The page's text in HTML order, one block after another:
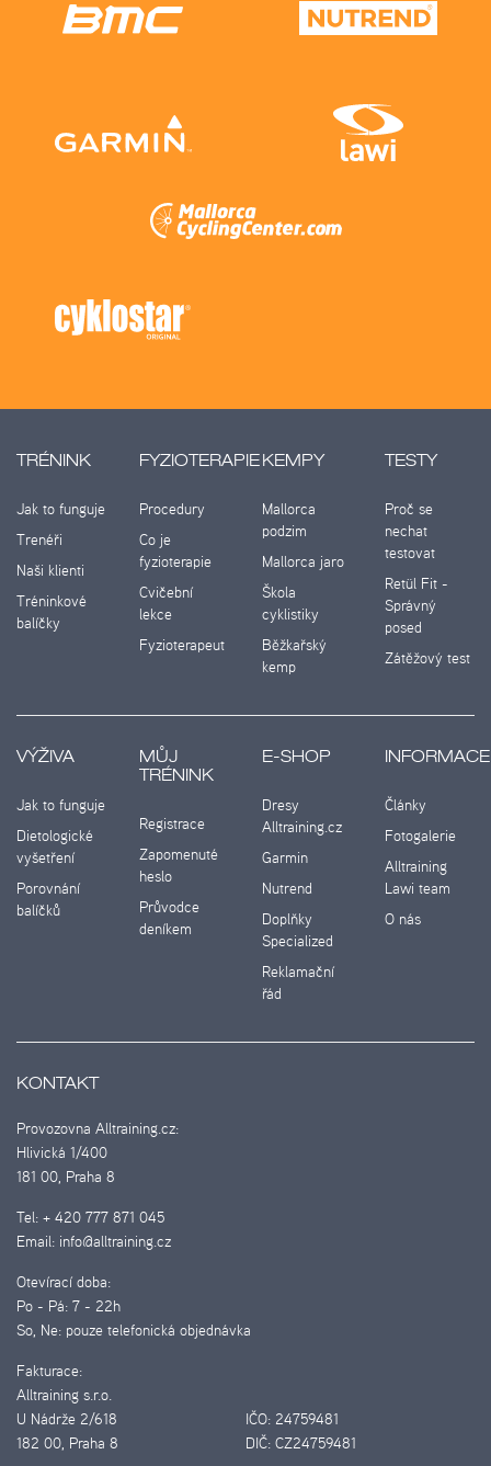
TRÉNINK
Jak to funguje
Trenéři
Naši klienti
Tréninkové
balíčky
FYZIOTERAPIE
Procedury
Co je
fyzioterapie
Cvičební
lekce
Fyzioterapeut
KEMPY
Mallorca
podzim
Mallorca jaro
Škola
cyklistiky
Běžkařský
kemp
TESTY
Proč se
nechat
testovat
Retül Fit -
Správný
posed
Zátěžový test
VÝŽIVA
Jak to funguje
Dietologické
vyšetření
Porovnání
balíčků
MŮJ
TRÉNINK
Registrace
Zapomenuté
heslo
Průvodce
deníkem
E-SHOP
Dresy
Alltraining.cz
Garmin
Nutrend
Doplňky
Specialized
Reklamační
řád
INFORMACE
Články
Fotogalerie
Alltraining
Lawi team
O nás
KONTAKT
Provozovna Alltraining.cz:
Hlivická 1/400
181 00, Praha 8
Tel: + 420 777 871 045
Email: info@alltraining.cz
Otevírací doba:
Po - Pá: 7 - 22h
So, Ne: pouze telefonická objednávka
Fakturace:
Alltraining s.r.o.
U Nádrže 2/618
IČO: 24759481
182 00, Praha 8
DIČ: CZ24759481